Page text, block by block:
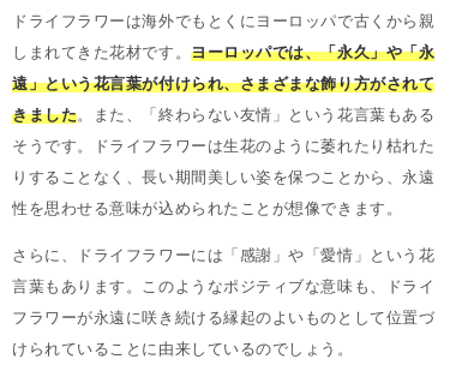
ドライフラワーは海外でもとくにヨーロッパで古くから親
しまれてきた花材です。ヨーロッパでは、「永久」や「永
遠」という花言葉が付けられ、さまざまな飾り方がされて
きました。また、「終わらない友情」という花言葉もある
そうです。ドライフラワーは生花のように萎れたり枯れた
りすることなく、長い期間美しい姿を保つことから、永遠
性を思わせる意味が込められたことが想像できます。
さらに、ドライフラワーには「感謝」や「愛情」という花
言葉もあります。このようなポジティブな意味も、ドライ
フラワーが永遠に咲き続ける縁起のよいものとして位置づ
けられていることに由来しているのでしょう。